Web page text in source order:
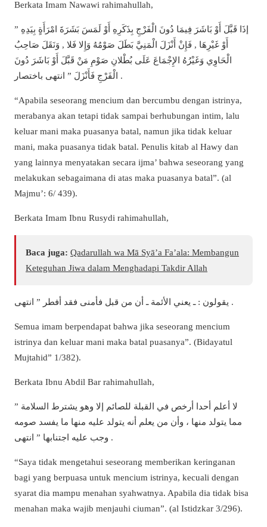
Berkata Imam Nawawi rahimahullah,
” إذَا قَبَّلَ أَوْ بَاشَرَ فِيمَا دُونَ الْفَرْجِ بِذَكَرِهِ أَوْ لَمَسَ بَشَرَةَ امْرَأَةٍ بِيَدِهِ
أَوْ غَيْرِهَا , فَإِنْ أَنْزَلَ الْمَنِيَّ بَطَلَ صَوْمُهُ وَإِلا فَلا , وَنَقَلَ صَاحِبُ
الْحَاوِي وَغَيْرُهُ الإِجْمَاعَ عَلَى بُطْلانِ صَوْمِ مَنْ قَبَّلَ أَوْ بَاشَرَ دُونَ
الْفَرْجِ فَأَنْزَلَ ” انتهى باختصار .
“Apabila seseorang mencium dan bercumbu dengan istrinya,
merabanya akan tetapi tidak sampai berhubungan intim, lalu
keluar mani maka puasanya batal, namun jika tidak keluar
mani, maka puasanya tidak batal. Penulis kitab al Hawy dan
yang lainnya menyatakan secara ijma’ bahwa seseorang yang
melakukan sebagaimana di atas maka puasanya batal”. (al
Majmu’: 6/ 439).
Berkata Imam Ibnu Rusydi rahimahullah,
Baca juga: Qadarullah wa Mā Syā’a Fa’ala: Membangun
Keteguhan Jiwa dalam Menghadapi Takdir Allah
يقولون : ـ يعني الأئمة ـ أن من قبل فأمنى فقد أفطر ” انتهى .
Semua imam berpendapat bahwa jika seseorang mencium
istrinya dan keluar mani maka batal puasanya”. (Bidayatul
Mujtahid” 1/382).
Berkata Ibnu Abdil Bar rahimahullah,
” لا أعلم أحدا أرخص في القبلة للصائم إلا وهو يشترط السلامة
مما يتولد منها ، وأن من يعلم أنه يتولد عليه منها ما يفسد صومه
وجب عليه اجتنابها ” انتهى .
“Saya tidak mengetahui seseorang memberikan keringanan
bagi yang berpuasa untuk mencium istrinya, kecuali dengan
syarat dia mampu menahan syahwatnya. Apabila dia tidak bisa
menahan maka wajib menjauhi ciuman”. (al Istidzkar 3/296).